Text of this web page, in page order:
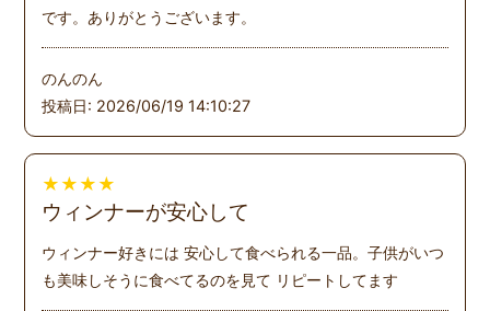
です。ありがとうございます。
のんのん
投稿日: 2026/06/19 14:10:27
★ ★ ★ ★
ウィンナーが安心して
ウィンナー好きには 安心して食べられる一品。子供がいつ
も美味しそうに食べてるのを見て リピートしてます